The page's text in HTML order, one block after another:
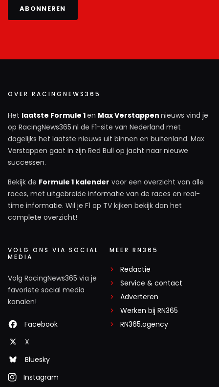
ABONNEREN
OVER RACINGNEWS365
Het laatste Formule 1en Max Verstappen nieuws vind je
op RacingNews365.nl de F1-site van Nederland met
dagelijks het laatste nieuws uit binnen en buitenland. Max
Verstappen gaat in zijn Red Bull op jacht naar nieuwe
successen.
Bekijk de Formule 1 kalender voor een overzicht van alle
races, met uitgebreide informatie van de races en real-
time informatie. Wil je F1 op TV kijken bekijk dan het
complete overzicht!
VOLG ONS VIA SOCIAL
MEDIA
Volg RacingNews365 via je
favoriete social media
kanalen!
Facebook
X
Bluesky
Instagram
MEER RN365
Redactie
Service & contact
Adverteren
Werken bij RN365
RN365.agency